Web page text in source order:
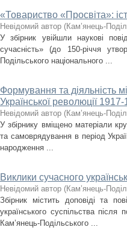
«Товариство «Просвіта»:
Невідомий автор (Кам’янець-
У збірник увійшли наукові
сучасність» (до 150-річчя
Подільського національного ...
Формування та діяльність
Української революції
Невідомий автор (Кам’янець-
У збірнику вміщено матеріали
та самоврядування в період
народження ...
Виклики сучасного
Невідомий автор (Кам’янець-
Збірник містить доповіді та
українського суспільства
Кам’янець-Подільського ...